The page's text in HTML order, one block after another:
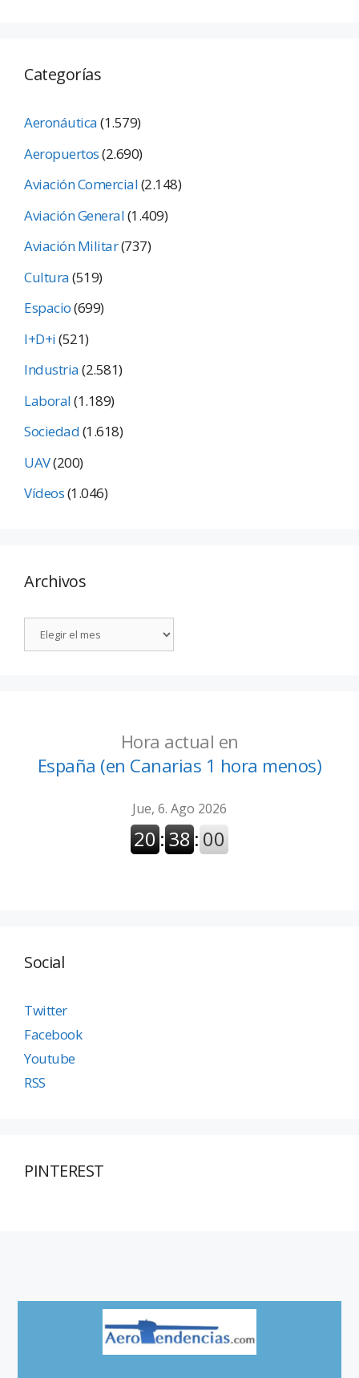
Categorías
Aeronáutica(1.579)
Aeropuertos(2.690)
Aviación Comercial(2.148)
Aviación General(1.409)
Aviación Militar(737)
Cultura(519)
Espacio(699)
I+D+i(521)
Industria(2.581)
Laboral(1.189)
Sociedad(1.618)
UAV(200)
Vídeos(1.046)
Archivos
Hora actual en
España (en Canarias 1 hora menos)
Social
Twitter
Facebook
Youtube
RSS
PINTEREST